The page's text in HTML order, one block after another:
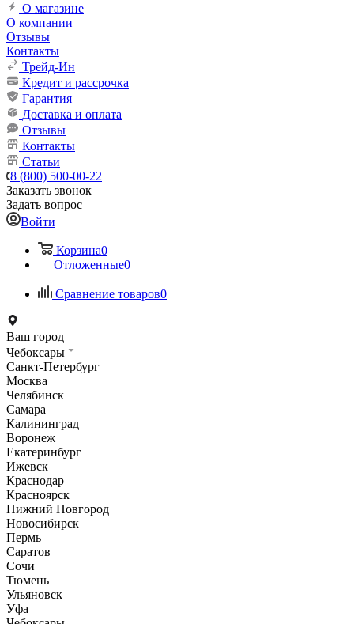
О магазине
О компании
Отзывы
Контакты
Трейд-Ин
Кредит и рассрочка
Гарантия
Доставка и оплата
Отзывы
Контакты
Статьи
8 (800) 500-00-22
Заказать звонок
Задать вопрос
Войти
Корзина0
Отложенные0
Сравнение товаров0
Ваш город
Чебоксары
Санкт-Петербург
Москва
Челябинск
Самара
Калининград
Воронеж
Екатеринбург
Ижевск
Краснодар
Красноярск
Нижний Новгород
Новосибирск
Пермь
Саратов
Сочи
Тюмень
Ульяновск
Уфа